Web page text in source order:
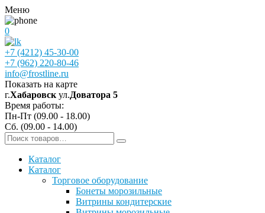
Меню
0
+7 (4212) 45-30-00
+7 (962) 220-80-46
info@frostline.ru
Показать на карте
г.Хабаровск ул.Доватора 5
Время работы:
Пн-Пт (09.00 - 18.00)
Сб. (09.00 - 14.00)
Каталог
Каталог
Торговое оборудование
Бонеты морозильные
Витрины кондитерские